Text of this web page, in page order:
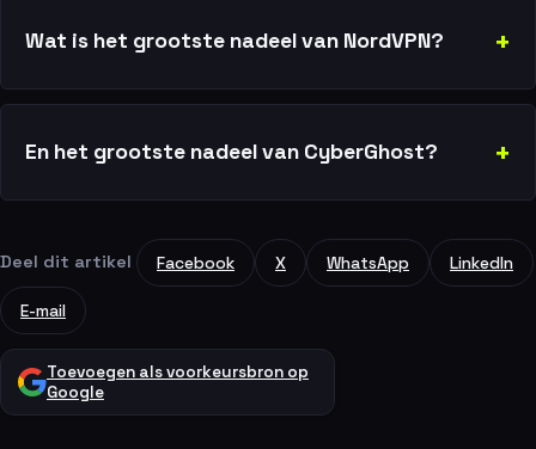
Wat is het grootste nadeel van NordVPN?
En het grootste nadeel van CyberGhost?
Deel dit artikel Facebook X WhatsApp LinkedIn
E-mail
Toevoegen als voorkeursbron op
Google